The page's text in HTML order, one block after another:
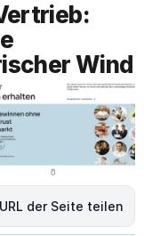
Wind
URL der Seite teilen